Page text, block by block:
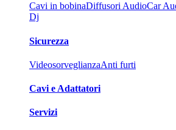
Cavi in bobinaDiffusori AudioCar
Dj
Sicurezza
VideosorveglianzaAnti furti
Cavi e Adattatori
Servizi